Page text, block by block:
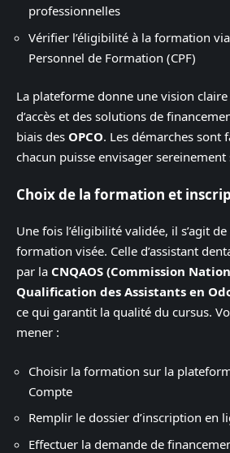
professionnelles
Vérifier l’éligibilité à la formation
Personnel de Formation (CPF)
La plateforme donne une vision
d’accès et des solutions de
biais des OPCO. Les démarches sont
chacun puisse envisager
Choix de la formation et
Une fois l’éligibilité validée, il s’agit
formation visée. Celle d’assistant
par la CNQAOS (Commission
Qualification des Assistants en
ce qui garantit la qualité du cursus.
mener :
Choisir la formation sur la
Compte
Remplir le dossier d’inscription en
Effectuer la demande de